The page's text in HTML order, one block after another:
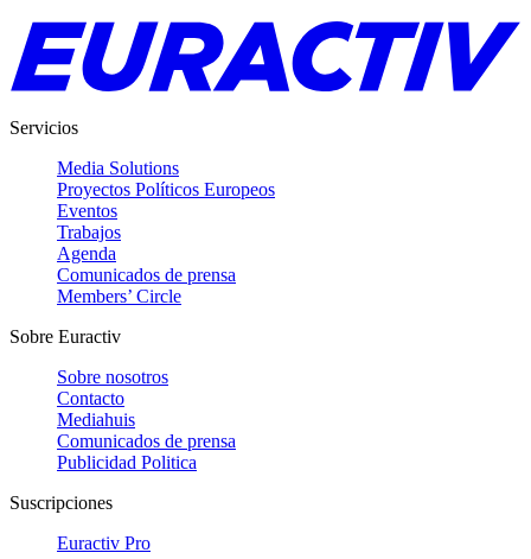
Servicios
Media Solutions
Proyectos Políticos Europeos
Eventos
Trabajos
Agenda
Comunicados de prensa
Members’ Circle
Sobre Euractiv
Sobre nosotros
Contacto
Mediahuis
Comunicados de prensa
Publicidad Politica
Suscripciones
Euractiv Pro